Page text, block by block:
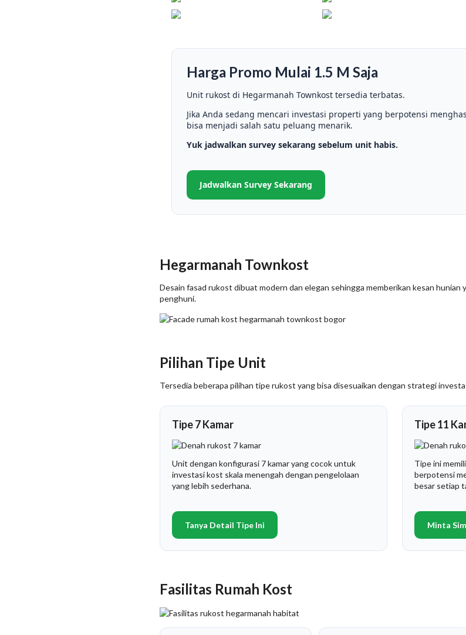
Harga Promo Mulai 1.5 M Saja
Unit rukost di Hegarmanah Townkost tersedia terbatas.
Jika Anda sedang mencari investasi properti yang berpotensi
bisa menjadi salah satu peluang menarik.
Yuk jadwalkan survey sekarang sebelum unit habis.
Jadwalkan Survey Sekarang
Hegarmanah Townkost
Desain fasad rukost dibuat modern dan elegan sehingga memberikan kesan hunian
penghuni.
Pilihan Tipe Unit
Tersedia beberapa pilihan tipe rukost yang bisa disesuaikan dengan strategi
Tipe 7 Kamar
Unit dengan konfigurasi 7 kamar yang cocok untuk
investasi kost skala menengah dengan pengelolaan
yang lebih sederhana.
Tanya Detail Tipe Ini
Tipe 11
Tipe ini
berpotensi
besar setiap
Minta
Fasilitas Rumah Kost